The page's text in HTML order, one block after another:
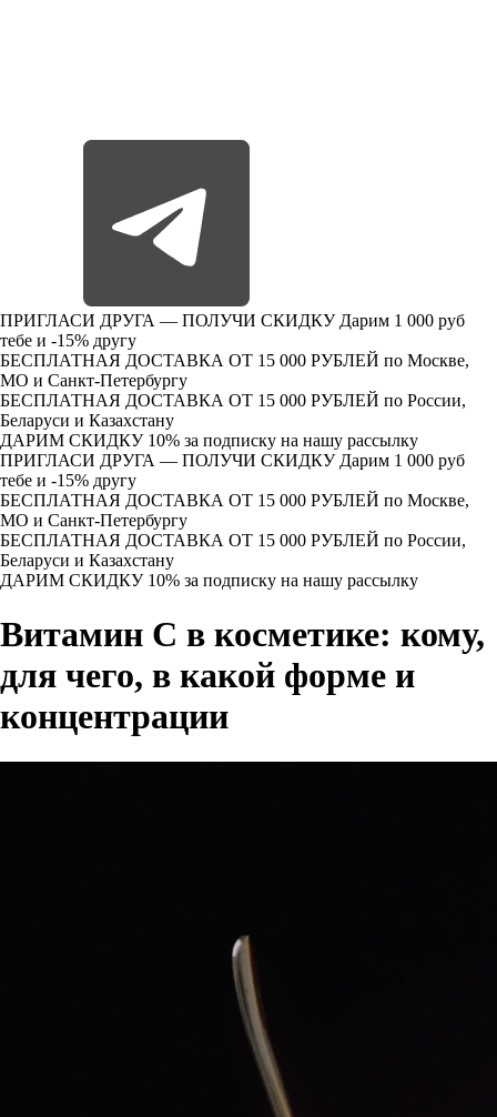
ПРИГЛАСИ ДРУГА — ПОЛУЧИ СКИДКУ Дарим 1 000 руб
тебе и -15% другу
БЕСПЛАТНАЯ ДОСТАВКА ОТ 15 000 РУБЛЕЙ по Москве,
МО и Санкт-Петербургу
БЕСПЛАТНАЯ ДОСТАВКА ОТ 15 000 РУБЛЕЙ по России,
Беларуси и Казахстану
ДАРИМ СКИДКУ 10% за подписку на нашу рассылку
ПРИГЛАСИ ДРУГА — ПОЛУЧИ СКИДКУ Дарим 1 000 руб
тебе и -15% другу
БЕСПЛАТНАЯ ДОСТАВКА ОТ 15 000 РУБЛЕЙ по Москве,
МО и Санкт-Петербургу
БЕСПЛАТНАЯ ДОСТАВКА ОТ 15 000 РУБЛЕЙ по России,
Беларуси и Казахстану
ДАРИМ СКИДКУ 10% за подписку на нашу рассылку
Витамин С в косметике: кому,
для чего, в какой форме и
концентрации